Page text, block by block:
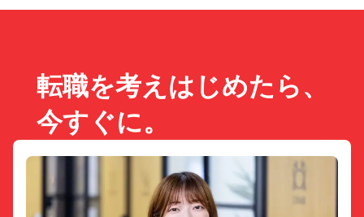
転職を考えはじめたら、
今すぐに。